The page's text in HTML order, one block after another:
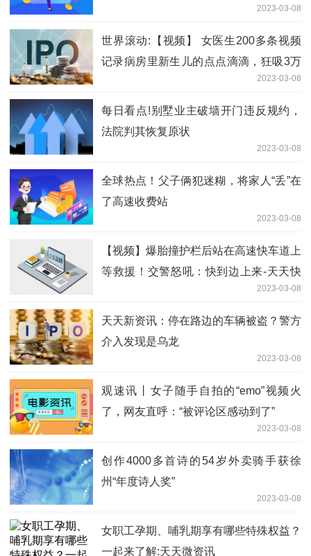
2023-03-08
世界滚动:【视频】 女医生200多条视频
记录病房里新生儿的点点滴滴，狂吸3万
2023-03-08
每日看点!别墅业主破墙开门违反规约，
法院判其恢复原状
2023-03-08
全球热点！父子俩犯迷糊，将家人“丢”在
了高速收费站
2023-03-08
【视频】爆胎撞护栏后站在高速快车道上
等救援！交警怒吼：快到边上来-天天快
2023-03-08
天天新资讯：停在路边的车辆被盗？警方
介入发现是乌龙
2023-03-08
观速讯丨女子随手自拍的“emo”视频火
了，网友直呼：“被评论区感动到了”
2023-03-08
创作4000多首诗的54岁外卖骑手获徐
州“年度诗人奖”
2023-03-08
女职工孕期、哺乳期享有哪些特殊权益？
一起来了解:天天微资讯